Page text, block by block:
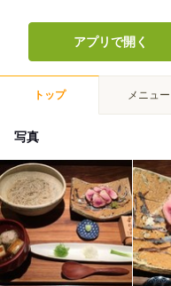
アプリで開く
トップ メニュー
写真